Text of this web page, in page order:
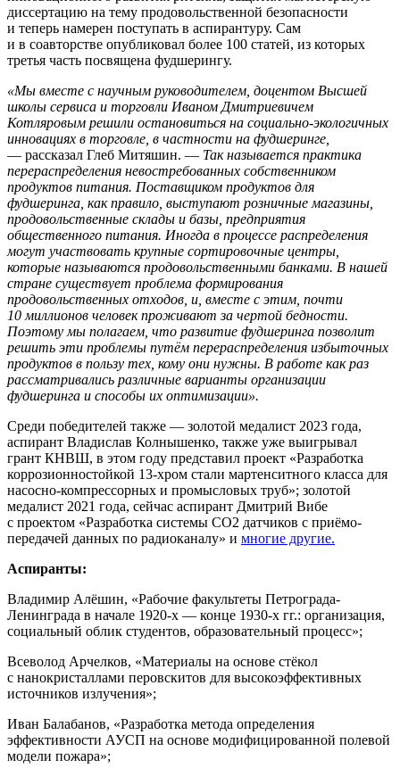
диссертацию на тему продовольственной безопасности
и теперь намерен поступать в аспирантуру. Сам
и в соавторстве опубликовал более 100 статей, из которых
третья часть посвящена фудшерингу.
«Мы вместе с научным руководителем, доцентом Высшей
школы сервиса и торговли Иваном Дмитриевичем
Котляровым решили остановиться на социально-экологичных
инновациях в торговле, в частности на фудшеринге,
— рассказал Глеб Митяшин. — Так называется практика
перераспределения невостребованных собственником
продуктов питания. Поставщиком продуктов для
фудшеринга, как правило, выступают розничные магазины,
продовольственные склады и базы, предприятия
общественного питания. Иногда в процессе распределения
могут участвовать крупные сортировочные центры,
которые называются продовольственными банками. В нашей
стране существует проблема формирования
продовольственных отходов, и, вместе с этим, почти
10 миллионов человек проживают за чертой бедности.
Поэтому мы полагаем, что развитие фудшеринга позволит
решить эти проблемы путём перераспределения избыточных
продуктов в пользу тех, кому они нужны. В работе как раз
рассматривались различные варианты организации
фудшеринга и способы их оптимизации».
Среди победителей также — золотой медалист 2023 года,
аспирант Владислав Колнышенко, также уже выигрывал
грант КНВШ, в этом году представил проект «Разработка
коррозионностойкой 13-хром стали мартенситного класса для
насосно-компрессорных и промысловых труб»; золотой
медалист 2021 года, сейчас аспирант Дмитрий Вибе
с проектом «Разработка системы CO2 датчиков с приёмо-
передачей данных по радиоканалу» и многие другие.
Аспиранты:
Владимир Алёшин, «Рабочие факультеты Петрограда-
Ленинграда в начале 1920-х — конце 1930-х гг.: организация,
социальный облик студентов, образовательный процесс»;
Всеволод Арчелков, «Материалы на основе стёкол
с нанокристаллами перовскитов для высокоэффективных
источников излучения»;
Иван Балабанов, «Разработка метода определения
эффективности АУСП на основе модифицированной полевой
модели пожара»;